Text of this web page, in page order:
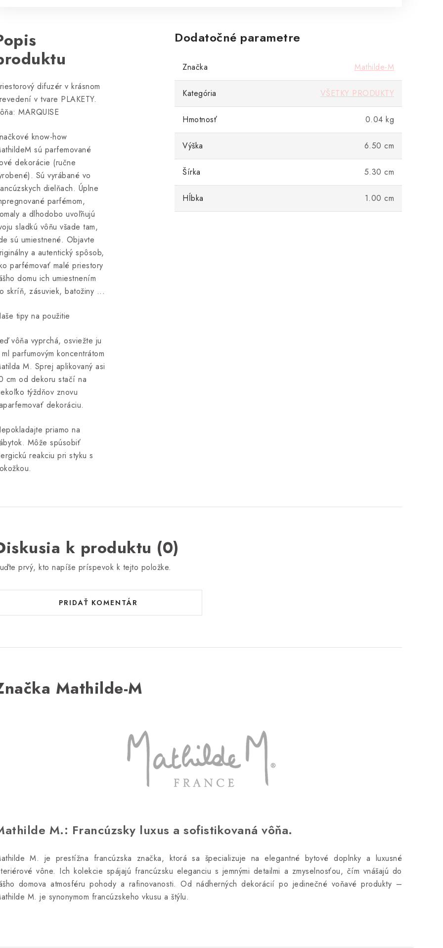
difuzér v krásnom
v tvare PLAKETY.
MARQUISE
know-how
sú parfemované
dekorácie (ručne
Sú vyrábané vo
dielňach. Úplne
parfémom,
a dlhodobo uvoľňujú
sladkú vôňu všade tam,
sú umiestnené. Objavte
a autentický spôsob,
parfémovať malé priestory
domu ich umiestnením
skríň, zásuviek, batožiny ...
tipy na použitie
vôňa vyprchá, osviežte ju
parfumovým koncentrátom
M. Sprej aplikovaný asi
cm od dekoru stačí na
týždňov znovu
dekoráciu.
priamo na
Môže spúsobiť
reakciu pri styku s
Dodatočné parametre
Značka Mathilde-M
Kategória VŠETKY PRODUKTY
Hmotnosť 0.04 kg
Výška 6.50 cm
Šírka 5.30 cm
Hĺbka 1.00 cm
k produktu (0)
prvý, kto napíše príspevok k tejto položke.
PRIDAŤ KOMENTÁR
Mathilde-M
M.: Francúzsky luxus a sofistikovaná vôňa.
M. je prestížna francúzska značka, ktorá sa špecializuje na elegantné bytové doplnky a luxusné
vône. Ich kolekcie spájajú francúzsku eleganciu s jemnými detailmi a zmyselnosťou, čím vnášajú do
domova atmosféru pohody a rafinovanosti. Od nádherných dekorácií po jedinečné voňavé produkty –
M. je synonymom francúzskeho vkusu a štýlu.